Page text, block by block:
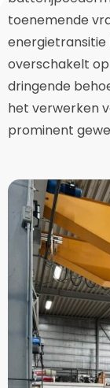
toenemende
energietransitie
overschakelt op
dringende
het verwerken
prominent